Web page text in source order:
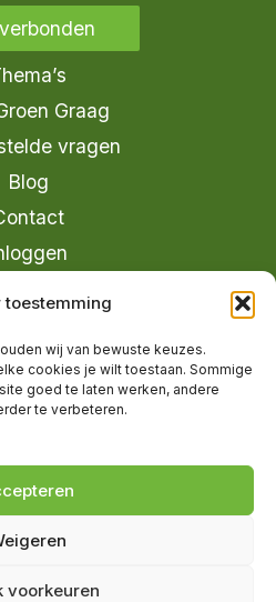
toestemming
wij van bewuste keuzes.
cookies je wilt toestaan. Sommige
goed te laten werken, andere
te verbeteren.
voorkeuren
Graag
vragen
Blog
leden op Trustpilot
van Moreau
B.V.